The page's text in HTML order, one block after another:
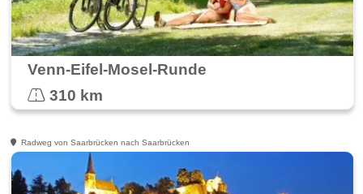
Venn-Eifel-Mosel-Runde
310 km
Radweg von Saarbrücken nach Saarbrücken